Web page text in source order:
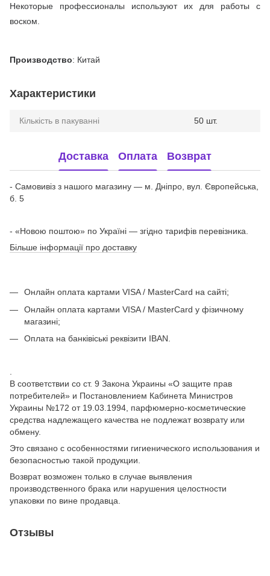
Некоторые профессионалы используют их для работы с
воском.
Производство: Китай
Характеристики
Кількість в пакуванні 50 шт.
Доставка Оплата Возврат
- Самовивіз з нашого магазину — м. Дніпро, вул. Європейська,
б. 5
- «Новою поштою» по Україні — згідно тарифів перевізника.
Більше інформації про доставку
Онлайн оплата картами VISA / MasterCard на сайті;
Онлайн оплата картами VISA / MasterCard у фізичному
магазині;
Оплата на банківіські реквізити IBAN.
.
В соответствии со ст. 9 Закона Украины «О защите прав
потребителей» и Постановлением Кабинета Министров
Украины №172 от 19.03.1994, парфюмерно-косметические
средства надлежащего качества не подлежат возврату или
обмену.
Это связано с особенностями гигиенического использования и
безопасностью такой продукции.
Возврат возможен только в случае выявления
производственного брака или нарушения целостности
упаковки по вине продавца.
Отзывы